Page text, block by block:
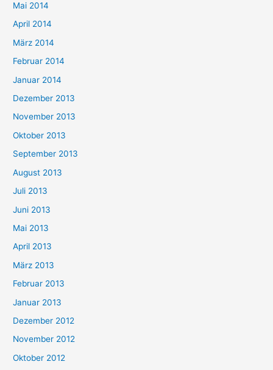
Mai 2014
April 2014
März 2014
Februar 2014
Januar 2014
Dezember 2013
November 2013
Oktober 2013
September 2013
August 2013
Juli 2013
Juni 2013
Mai 2013
April 2013
März 2013
Februar 2013
Januar 2013
Dezember 2012
November 2012
Oktober 2012